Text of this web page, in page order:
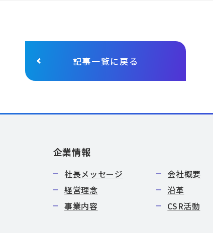
記事一覧に戻る
企業情報
社長メッセージ
会社概要
経営理念
沿革
事業内容
CSR活動